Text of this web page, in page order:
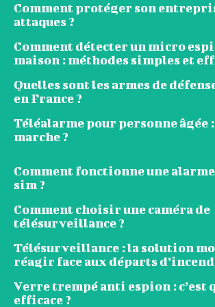
Comment protéger son
attaques ?
Comment détecter un micro
maison : méthodes simples et
Quelles sont les armes de
en France ?
Téléalarme pour personne âgée
marche ?
Comment fonctionne une
sim ?
Comment choisir une caméra de
télésurveillance ?
Télésurveillance : la solution
réagir face aux départs
Verre trempé anti espion : c’est
efficace ?